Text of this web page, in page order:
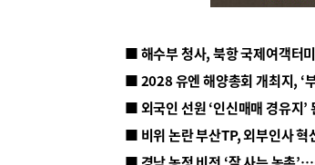
■ 해수부 청사, 북항 국제여객터
■ 2028 유엔 해양총회 개최지, ‘
■ 외국인 선원 ‘인신매매 경유지
■ 비위 논란 부산TP, 외부인사 혁